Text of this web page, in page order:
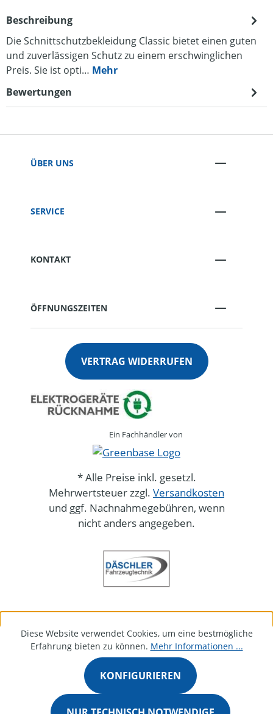
Beschreibung
Die Schnittschutzbekleidung Classic bietet einen guten
und zuverlässigen Schutz zu einem erschwinglichen
Preis. Sie ist opti… Mehr
Bewertungen
ÜBER UNS
SERVICE
KONTAKT
ÖFFNUNGSZEITEN
VERTRAG WIDERRUFEN
Ein Fachhändler von
* Alle Preise inkl. gesetzl.
Mehrwertsteuer zzgl. Versandkosten
und ggf. Nachnahmegebühren, wenn
nicht anders angegeben.
Diese Website verwendet Cookies, um eine bestmögliche
Erfahrung bieten zu können. Mehr Informationen ...
KONFIGURIEREN